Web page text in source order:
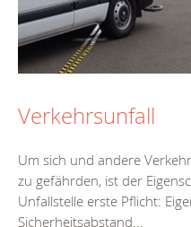
Verkehrsunfall
Um sich und andere
zu gefährden, ist der
Unfallstelle erste Pflicht:
Sicherheitsabstand...